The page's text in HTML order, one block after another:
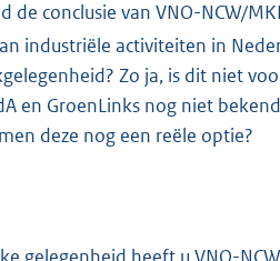
de conclusie van VNO-NCW/
industriële activiteiten in
Zo ja, is dit niet
en GroenLinks nog niet
deze nog een reële optie?